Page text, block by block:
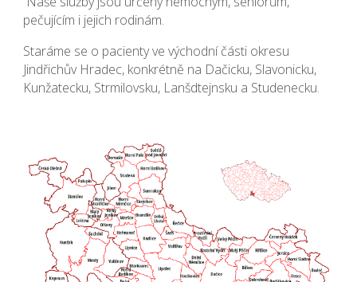
pečujícím i jejich rodinám.
Staráme se o pacienty ve východní části okresu
Jindřichův Hradec, konkrétně na Dačicku, Slavonicku,
Kunžatecku, Strmilovsku, Lanšdtejnsku a Studenecku.